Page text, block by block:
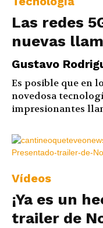
Las redes
nuevas
Gustavo
Es posible que en
novedosa
impresionantes
Vídeos
¡Ya es un
trailer de